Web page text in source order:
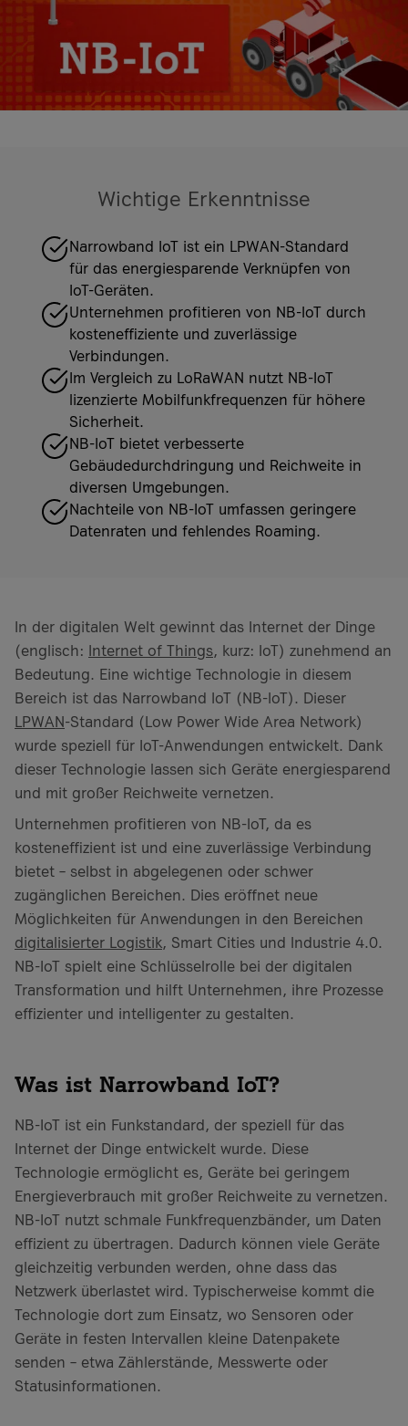
Smart Country Convention Berlin 2026
it-sa 2026
Mehr Events
Geiger Gruppe
Geiger Gruppe und A1 Digital
Mehr Case Studies
Knowledge Hub
Mehr Knowledge Hub Artikel
Case Studies
VKB Bank
Mehr Case Studies
Wichtige Erkenntnisse
Narrowband IoT ist ein LPWAN-Standard
für das energiesparende Verknüpfen von
IoT-Geräten.
Unternehmen profitieren von NB-IoT durch
kosteneffiziente und zuverlässige
Verbindungen.
Im Vergleich zu LoRaWAN nutzt NB-IoT
lizenzierte Mobilfunkfrequenzen für höhere
Sicherheit.
NB-IoT bietet verbesserte
Gebäudedurchdringung und Reichweite in
diversen Umgebungen.
Nachteile von NB-IoT umfassen geringere
Datenraten und fehlendes Roaming.
In der digitalen Welt gewinnt das Internet der Dinge
(englisch: Internet of Things, kurz: IoT) zunehmend an
Bedeutung. Eine wichtige Technologie in diesem
Bereich ist das Narrowband IoT (NB-IoT). Dieser
LPWAN-Standard (Low Power Wide Area Network)
wurde speziell für IoT-Anwendungen entwickelt. Dank
dieser Technologie lassen sich Geräte energiesparend
und mit großer Reichweite vernetzen.
Unternehmen profitieren von NB-IoT, da es
kosteneffizient ist und eine zuverlässige Verbindung
bietet – selbst in abgelegenen oder schwer
zugänglichen Bereichen. Dies eröffnet neue
Möglichkeiten für Anwendungen in den Bereichen
digitalisierter Logistik, Smart Cities und Industrie 4.0.
NB-IoT spielt eine Schlüsselrolle bei der digitalen
Transformation und hilft Unternehmen, ihre Prozesse
effizienter und intelligenter zu gestalten.
Was ist Narrowband IoT?
NB-IoT ist ein Funkstandard, der speziell für das
Internet der Dinge entwickelt wurde. Diese
Technologie ermöglicht es, Geräte bei geringem
Energieverbrauch mit großer Reichweite zu vernetzen.
NB-IoT nutzt schmale Funkfrequenzbänder, um Daten
effizient zu übertragen. Dadurch können viele Geräte
gleichzeitig verbunden werden, ohne dass das
Netzwerk überlastet wird. Typischerweise kommt die
Technologie dort zum Einsatz, wo Sensoren oder
Geräte in festen Intervallen kleine Datenpakete
senden – etwa Zählerstände, Messwerte oder
Statusinformationen.